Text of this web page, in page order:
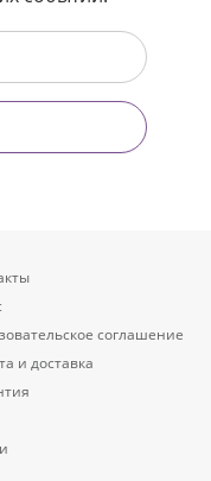
соглашение
и доставка